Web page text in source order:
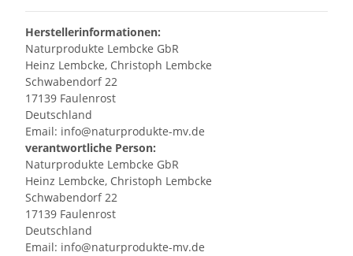
Herstellerinformationen:
Naturprodukte Lembcke GbR
Heinz Lembcke, Christoph Lembcke
Schwabendorf 22
17139 Faulenrost
Deutschland
Email: info@naturprodukte-mv.de
verantwortliche Person:
Naturprodukte Lembcke GbR
Heinz Lembcke, Christoph Lembcke
Schwabendorf 22
17139 Faulenrost
Deutschland
Email: info@naturprodukte-mv.de